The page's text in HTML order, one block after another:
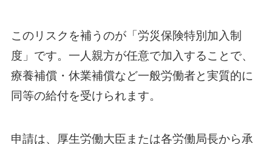
このリスクを補うのが「労災保険特別加入制
度」です。一人親方が任意で加入することで、
療養補償・休業補償など一般労働者と実質的に
同等の給付を受けられます。
申請は、厚生労働大臣または各労働局長から承